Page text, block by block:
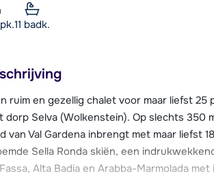
11 badk.
ruim en gezellig chalet voor maar liefst
dorp Selva (Wolkenstein). Op slechts 350
van Val Gardena inbrengt met maar liefst
Sella Ronda skiën, een
Alta Badia en Arabba-Marmolada